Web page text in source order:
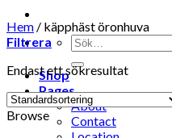
Shop
Pages
About
Contact
Hem / käpphäst öronhuva
Filtrera
Endast ett sökresultat
Browse